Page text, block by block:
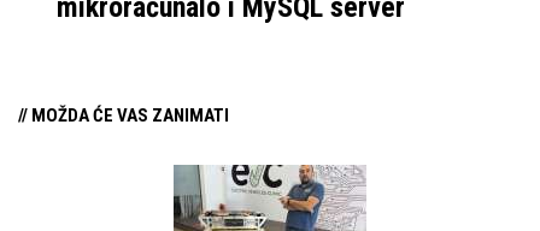
mikroračunalo i MySQL server
// MOŽDA ĆE VAS ZANIMATI